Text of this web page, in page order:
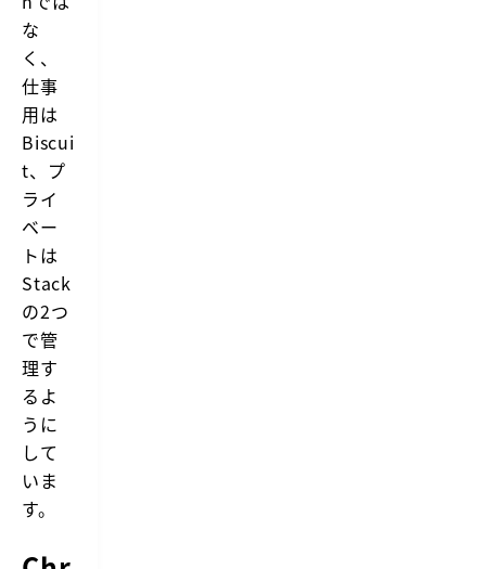
な
く、
仕事
用は
Biscui
t、プ
ライ
ベー
トは
Stack
の2つ
で管
理す
るよ
うに
して
いま
す。